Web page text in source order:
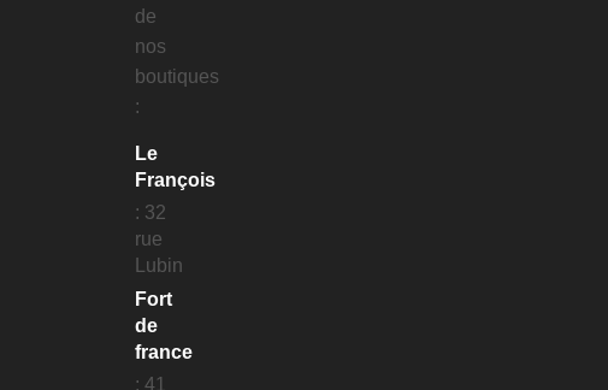
de
nos
boutiques
:
Le
François
: 32
rue
Lubin
Fort
de
france
: 41